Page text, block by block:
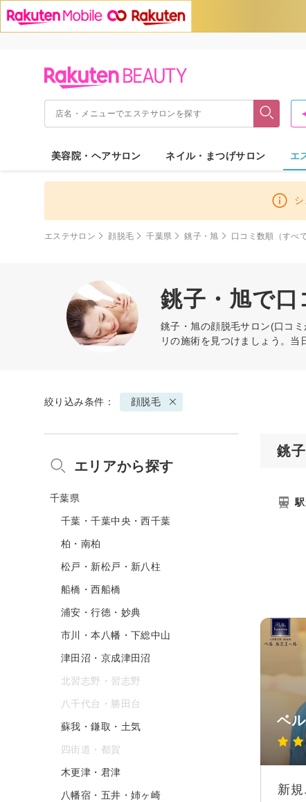
美容院・ヘアサロン ネイル・まつげサロン エ
エステサロン 顔脱毛 千葉県 銚子・旭 口コミ数順（すべて
銚子・旭で
銚子・旭の顔脱毛サロン(口コ
リの施術を見つけましょう。当
絞り込み条件： 顔脱毛
銚
ベ
新
エリアから探す
千葉県
千葉・千葉中央・西千葉
柏・南柏
松戸・新松戸・新八柱
船橋・西船橋
浦安・行徳・妙典
市川・本八幡・下総中山
津田沼・京成津田沼
北習志野・習志野
八千代台・勝田台
蘇我・鎌取・土気
四街道・都賀
木更津・君津
八幡宿・五井・姉ヶ崎